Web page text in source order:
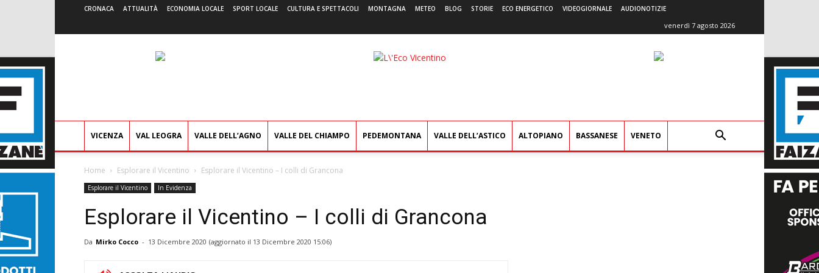
CRONACA ATTUALITÀ ECONOMIA LOCALE SPORT LOCALE CULTURA E SPETTACOLI MONTAGNA METEO BLOG STORIE ECO ENERGETICO VIDEOGIORNALE AUDIONOTIZIE
venerdì 7 agosto 2026
L'Eco
VICENZA VAL LEOGRA VALLE DELL’AGNO VALLE DEL CHIAMPO PEDEMONTANA VALLE DELL’ASTICO ALTOPIANO BASSANESE VENETO
Home Esplorare il Vicentino Esplorare il Vicentino – I colli di Grancona
Esplorare il Vicentino In Evidenza
Esplorare il Vicentino – I colli di Grancona
Da Mirko Cocco - 13 Dicembre 2020 (aggiornato il 13 Dicembre 2020 15:06)